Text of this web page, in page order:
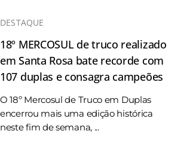
DESTAQUE
18º MERCOSUL de truco realizado
em Santa Rosa bate recorde com
107 duplas e consagra campeões
O 18º Mercosul de Truco em Duplas
encerrou mais uma edição histórica
neste fim de semana, ...